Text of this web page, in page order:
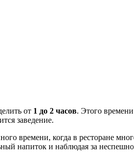
от 1 до 2 часов. Этого
заведение.
времени, когда в ресторане
напиток и наблюдая за